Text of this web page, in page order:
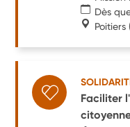
Dès
Poitiers
Faciliter